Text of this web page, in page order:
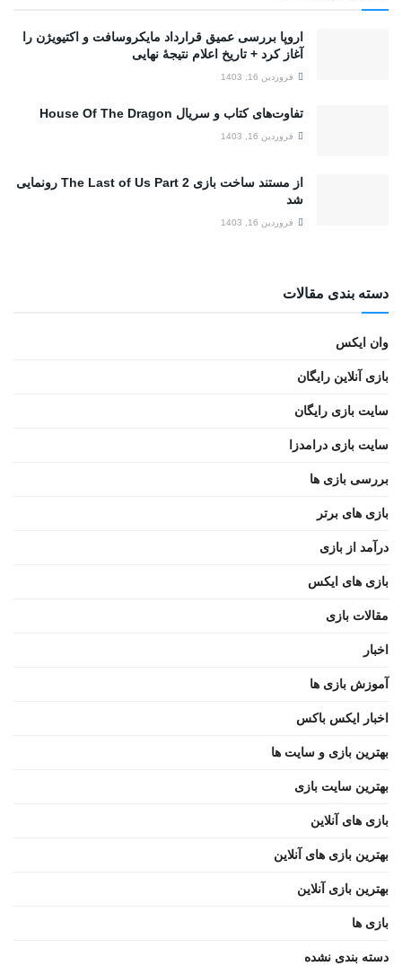
اروپا بررسی عمیق قرارداد مایکروسافت و اکتیویژن را
آغاز کرد + تاریخ اعلام نتیجۀ نهایی
فروردین 16, 1403
تفاوت‌های کتاب و سریال House Of The Dragon
فروردین 16, 1403
از مستند ساخت بازی The Last of Us Part 2 رونمایی
شد
فروردین 16, 1403
دسته بندی مقالات
وان ایکس
بازی آنلاین رایگان
سایت بازی رایگان
سایت بازی درامدزا
بررسی بازی ها
بازی های برتر
درآمد از بازی
بازی های ایکس
مقالات بازی
اخبار
آموزش بازی ها
اخبار ایکس باکس
بهترین بازی و سایت ها
بهترین سایت بازی
بازی های آنلاین
بهترین بازی های آنلاین
بهترین بازی آنلاین
بازی ها
دسته بندی نشده